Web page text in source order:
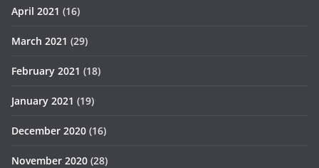
April 2021 (16)
March 2021 (29)
February 2021 (18)
January 2021 (19)
December 2020 (16)
November 2020 (28)